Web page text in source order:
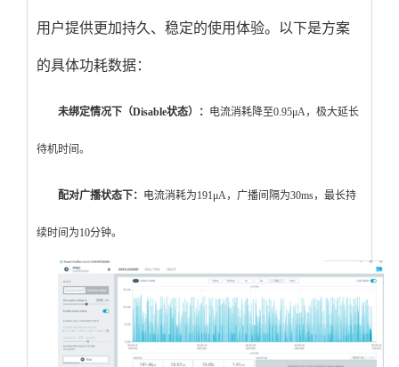
用户提供更加持久、稳定的使用体验。以下是方案
的具体功耗数据：
未绑定情况下（Disable状态） ： 电流消耗降至0.95μA，极大延长
待机时间。
配对广播状态下 ： 电流消耗为191μA，广播间隔为30ms，最长持
续时间为10分钟。